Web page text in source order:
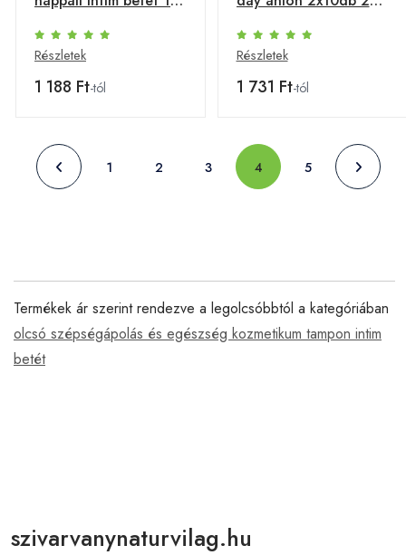
db
Részletek
1 188 Ft-tól
db
Részletek
1 731 Ft-tól
1 2 3 4 5
Termékek ár szerint rendezve a legolcsóbbtól a kategóriában
olcsó szépségápolás és egészség kozmetikum tampon intim
betét
szivarvanynaturvilag.hu